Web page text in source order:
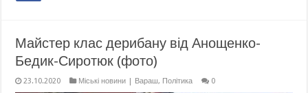
Майстер клас дерибану від Анощенко-
Бедик-Сиротюк (фото)
23.10.2020 Міські новини | Вараш, Політика 0